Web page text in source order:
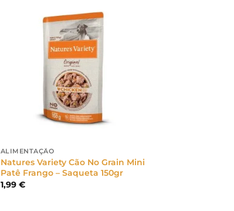
ALIMENTAÇÃO
Natures Variety Cão No Grain Mini
Patê Frango – Saqueta 150gr
1,99 €